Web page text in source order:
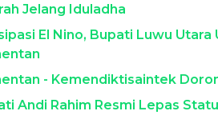
Jelang Iduladha
El Nino, Bupati Luwu
- Kemendiktisaintek
Andi Rahim Resmi Lepas